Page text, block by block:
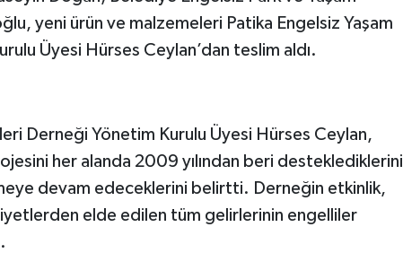
yeni ürün ve malzemeleri Patika Engelsiz Yaşam
Üyesi Hürses Ceylan’dan teslim aldı.
Derneği Yönetim Kurulu Üyesi Hürses Ceylan,
her alanda 2009 yılından beri desteklediklerini
devam edeceklerini belirtti. Derneğin etkinlik,
elde edilen tüm gelirlerinin engelliler